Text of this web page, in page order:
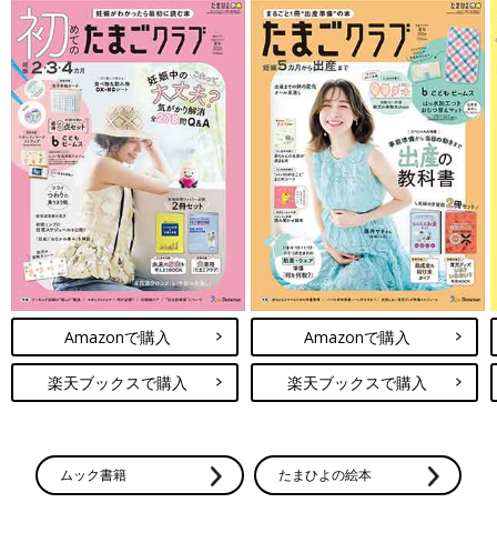
Amazonで購入
楽天ブックスで購入
Amazonで購入
楽天ブックスで購入
ムック書籍 たまひよの絵本